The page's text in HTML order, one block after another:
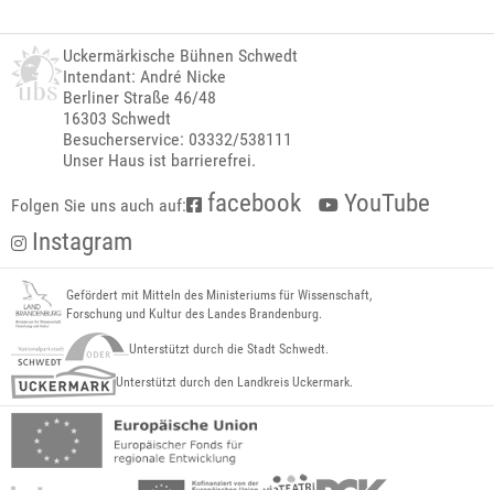
Uckermärkische Bühnen Schwedt
Intendant: André Nicke
Berliner Straße 46/48
16303 Schwedt
Besucherservice: 03332/538111
Unser Haus ist barrierefrei.
Folgen Sie uns auch auf: facebook
YouTube
Instagram
Gefördert mit Mitteln des Ministeriums für Wissenschaft,
Forschung und Kultur des Landes Brandenburg.
Unterstützt durch die Stadt Schwedt.
Unterstützt durch den Landkreis Uckermark.